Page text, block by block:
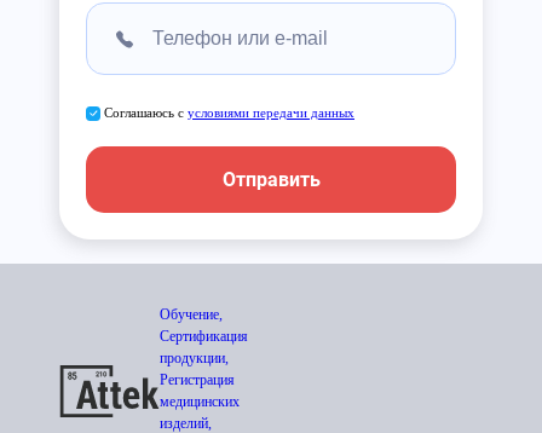
Соглашаюсь с условиями передачи данных
Отправить
Обучение,
Сертификация
продукции,
Регистрация
медицинских
изделий,